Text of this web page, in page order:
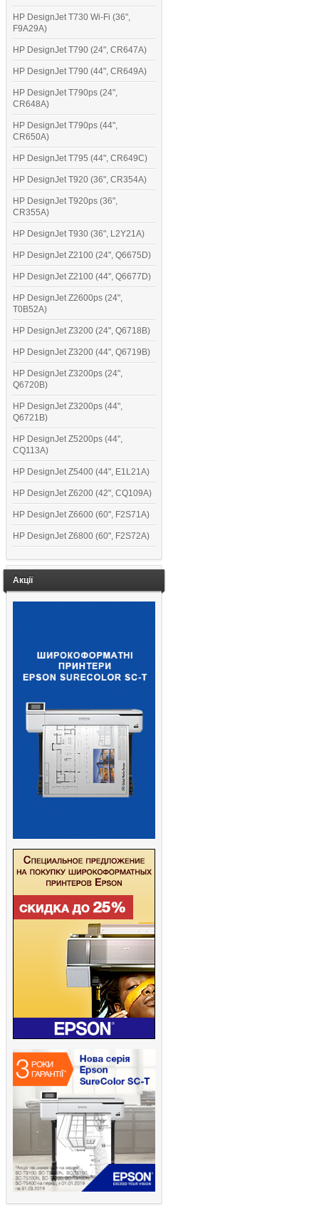
HP DesignJet T730 Wi-Fi (36",
F9A29A)
HP DesignJet T790 (24", CR647A)
HP DesignJet T790 (44", CR649A)
HP DesignJet T790ps (24",
CR648A)
HP DesignJet T790ps (44",
CR650A)
HP DesignJet T795 (44", CR649C)
HP DesignJet T920 (36", CR354A)
HP DesignJet T920ps (36",
CR355A)
HP DesignJet T930 (36", L2Y21A)
HP DesignJet Z2100 (24", Q6675D)
HP DesignJet Z2100 (44", Q6677D)
HP DesignJet Z2600ps (24",
T0B52A)
HP DesignJet Z3200 (24", Q6718B)
HP DesignJet Z3200 (44", Q6719B)
HP DesignJet Z3200ps (24",
Q6720B)
HP DesignJet Z3200ps (44",
Q6721B)
HP DesignJet Z5200ps (44",
CQ113A)
HP DesignJet Z5400 (44", E1L21A)
HP DesignJet Z6200 (42", CQ109A)
HP DesignJet Z6600 (60", F2S71A)
HP DesignJet Z6800 (60", F2S72A)
Акції